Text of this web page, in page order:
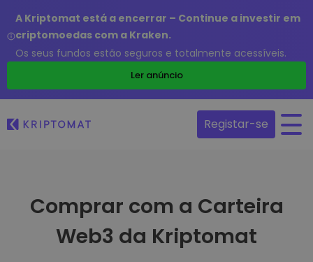
A Kriptomat está a encerrar – Continue a investir em
criptomoedas com a Kraken.
Os seus fundos estão seguros e totalmente acessíveis.
Ler anúncio
Registar-se
Comprar com a Carteira
Web3 da Kriptomat